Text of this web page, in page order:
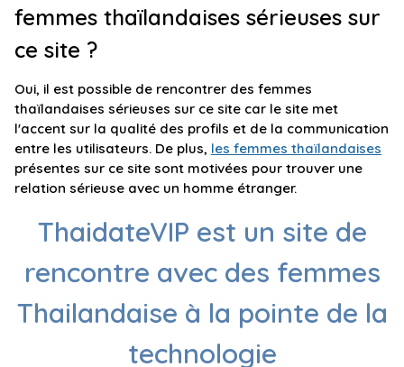
femmes thaïlandaises sérieuses sur
ce site ?
Oui, il est possible de rencontrer des femmes
thaïlandaises sérieuses sur ce site car le site met
l'accent sur la qualité des profils et de la communication
entre les utilisateurs. De plus, les femmes thaïlandaises
présentes sur ce site sont motivées pour trouver une
relation sérieuse avec un homme étranger.
ThaidateVIP est un site de
rencontre avec des femmes
Thailandaise à la pointe de la
technologie